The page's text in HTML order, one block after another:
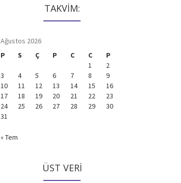
TAKVİM:
Ağustos 2026
P
S Ç P C C
P
1
2
3
4 5 6 7 8
9
10
11 12 13 14 15
16
17
18 19 20 21 22
23
24
25 26 27 28 29
30
31
« Tem
ÜST VERI